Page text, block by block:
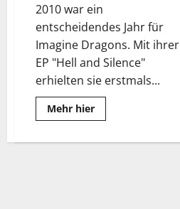
2010 war ein
entscheidendes Jahr für
Imagine Dragons. Mit ihrer
EP "Hell and Silence"
erhielten sie erstmals...
Mehr hierRead
more
Dragons: